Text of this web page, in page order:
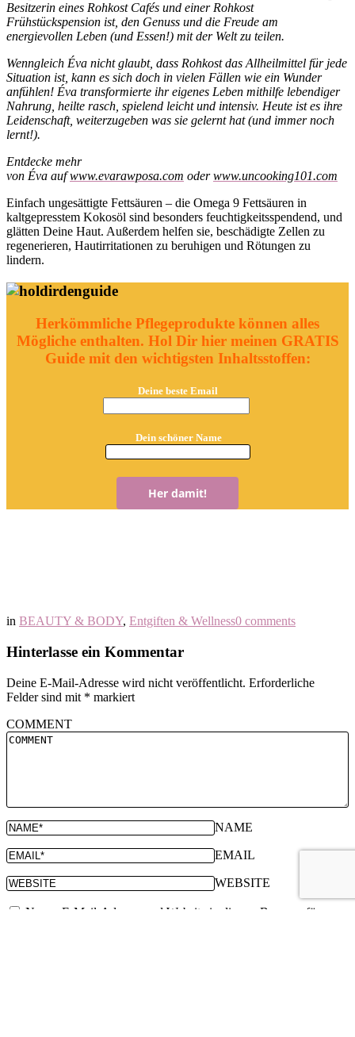
Besitzerin eines Rohkost Cafés und einer Rohkost
Frühstückspension ist, den Genuss und die Freude am
energievollen Leben (und Essen!) mit der Welt zu teilen.
Wenngleich Éva nicht glaubt, dass Rohkost das Allheilmittel für jede
Situation ist, kann es sich doch in vielen Fällen wie ein Wunder
anfühlen! Éva transformierte ihr eigenes Leben mithilfe lebendiger
Nahrung, heilte rasch, spielend leicht und intensiv. Heute ist es ihre
Leidenschaft, weiterzugeben was sie gelernt hat (und immer noch
lernt!).
Entdecke mehr
von Éva aufwww.evarawposa.com oderwww.uncooking101.com
Einfach ungesättigte Fettsäuren – die Omega 9 Fettsäuren in
kaltgepresstem Kokosöl sind besonders feuchtigkeitsspendend, und
glätten Deine Haut. Außerdem helfen sie, beschädigte Zellen zu
regenerieren, Hautirritationen zu beruhigen und Rötungen zu
lindern.
Herkömmliche Pflegeprodukte können alles
Mögliche enthalten. Hol Dir hier meinen GRATIS
Guide mit den wichtigsten Inhaltsstoffen:
Deine beste Email
Dein schöner Name
in BEAUTY & BODY, Entgiften & Wellness0 comments
Hinterlasse ein Kommentar
Deine E-Mail-Adresse wird nicht veröffentlicht. Erforderliche
Felder sind mit * markiert
COMMENT
NAME
EMAIL
WEBSITE
Name, E-Mail-Adresse und Website in diesem Browser für